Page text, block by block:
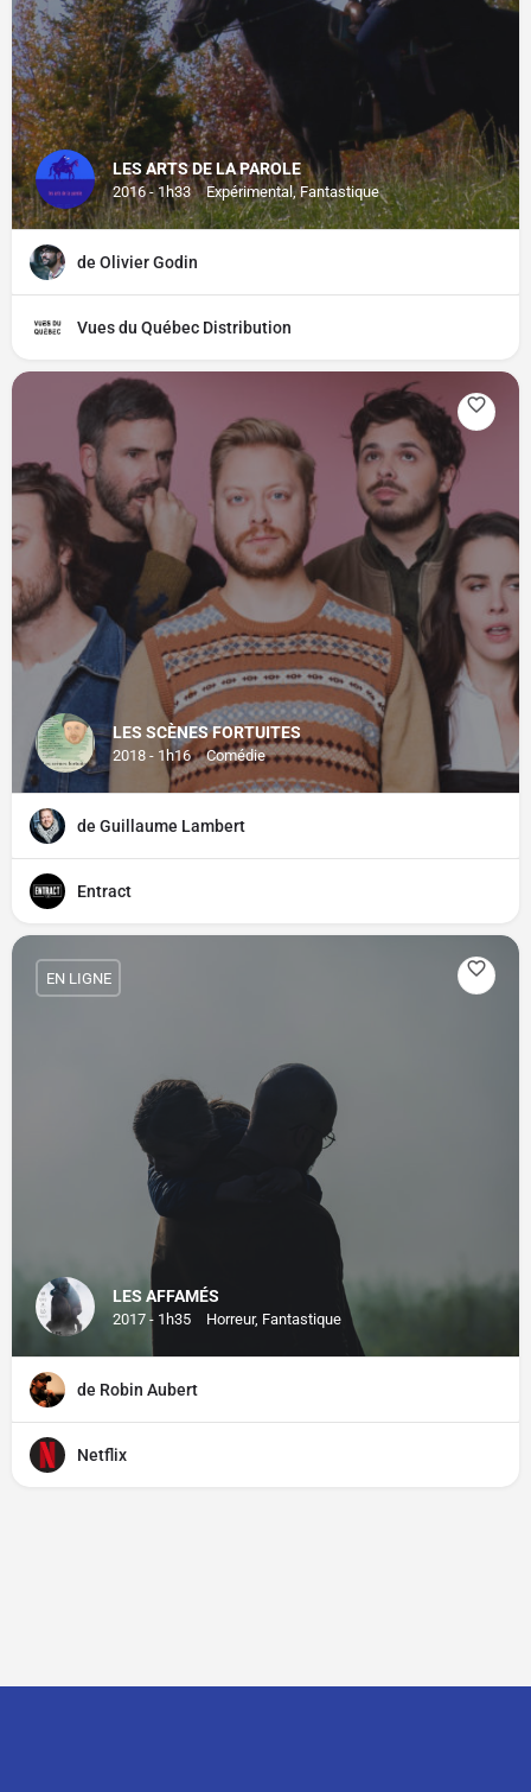
LES ARTS DE LA PAROLE
2016 - 1h33 Expérimental, Fantastique
de Olivier Godin
Vues du Québec Distribution
LES SCÈNES FORTUITES
2018 - 1h16 Comédie
de Guillaume Lambert
Entract
LES AFFAMÉS
2017 - 1h35 Horreur, Fantastique
EN LIGNE
de Robin Aubert
Netflix